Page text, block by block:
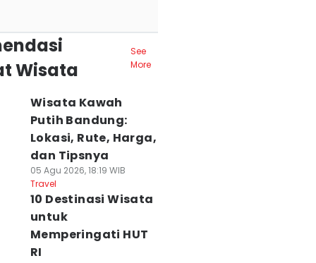
Wisata
See
More
Wisata Kawah
Putih Bandung:
Lokasi, Rute, Harga,
dan Tipsnya
05 Agu 2026, 18:19 WIB
Travel
10 Destinasi Wisata
untuk
Memperingati HUT
RI